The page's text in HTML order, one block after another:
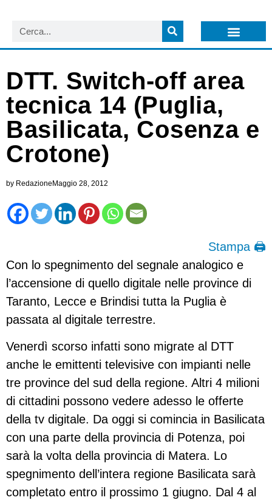
DTT. Switch-off area
tecnica 14 (Puglia,
Basilicata, Cosenza e
Crotone)
by Redazione Maggio 28, 2012
Stampa 🖨
Con lo spegnimento del segnale analogico e
l’accensione di quello digitale nelle province di
Taranto, Lecce e Brindisi tutta la Puglia è
passata al digitale terrestre.
Venerdì scorso infatti sono migrate al DTT
anche le emittenti televisive con impianti nelle
tre province del sud della regione. Altri 4 milioni
di cittadini possono vedere adesso le offerte
della tv digitale. Da oggi si comincia in Basilicata
con una parte della provincia di Potenza, poi
sarà la volta della provincia di Matera. Lo
spegnimento dell’intera regione Basilicata sarà
completato entro il prossimo 1 giugno. Dal 4 al